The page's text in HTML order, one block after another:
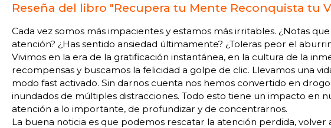
Reseña del libro "Recupera tu Mente Reconquista tu
Cada vez somos más impacientes y estamos más irritables. ¿Notas
atención? ¿Has sentido ansiedad últimamente? ¿Toleras peor el
Vivimos en la era de la gratificación instantánea, en la cultura de la
recompensas y buscamos la felicidad a golpe de clic. Llevamos una
modo fast activado. Sin darnos cuenta nos hemos convertido en
inundados de múltiples distracciones. Todo esto tiene un impacto en
atención a lo importante, de profundizar y de concentrarnos.
La buena noticia es que podemos rescatar la atención perdida,